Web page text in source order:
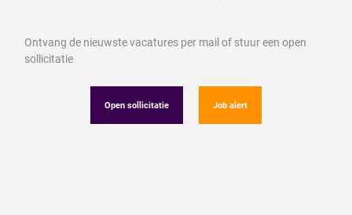
Ontvang de nieuwste vacatures per mail of stuur een open
sollicitatie
Open sollicitatie Job alert